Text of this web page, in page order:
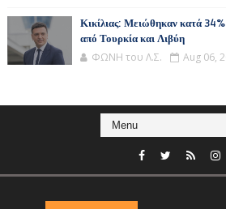
Κικίλιας: Μειώθηκαν κατά 34%
από Τουρκία και Λιβύη
ΦΩΝΗ του Λ.Σ. Aug 06,